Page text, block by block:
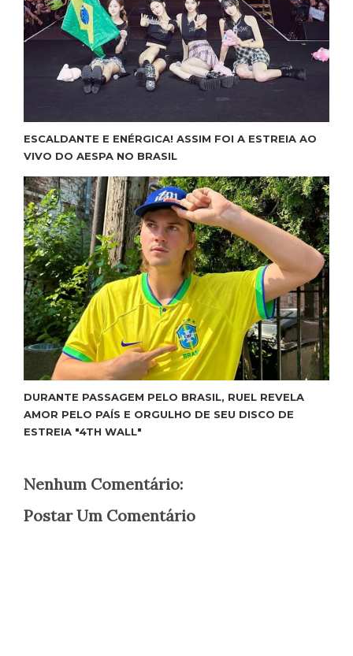
ESCALDANTE E ENÉRGICA! ASSIM FOI A ESTREIA AO
VIVO DO AESPA NO BRASIL
DURANTE PASSAGEM PELO BRASIL, RUEL REVELA
AMOR PELO PAÍS E ORGULHO DE SEU DISCO DE
ESTREIA "4TH WALL"
Nenhum Comentário:
Postar Um Comentário